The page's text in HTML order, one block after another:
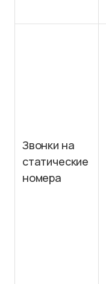
Звонки на
статические
номера